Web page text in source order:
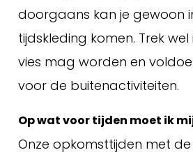
doorgaans kan je gewoon
tijdskleding komen. Trek
vies mag worden en
voor de buitenactiviteiten.
Op wat voor tijden moet ik
Onze opkomsttijden met de